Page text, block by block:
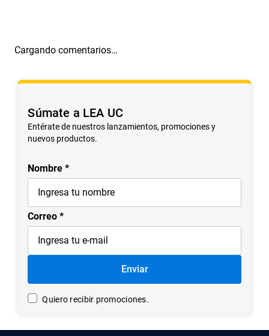
Cargando comentarios…
Súmate a LEA UC
Entérate de nuestros lanzamientos, promociones y
nuevos productos.
Nombre
Correo
Enviar
Quiero recibir promociones.